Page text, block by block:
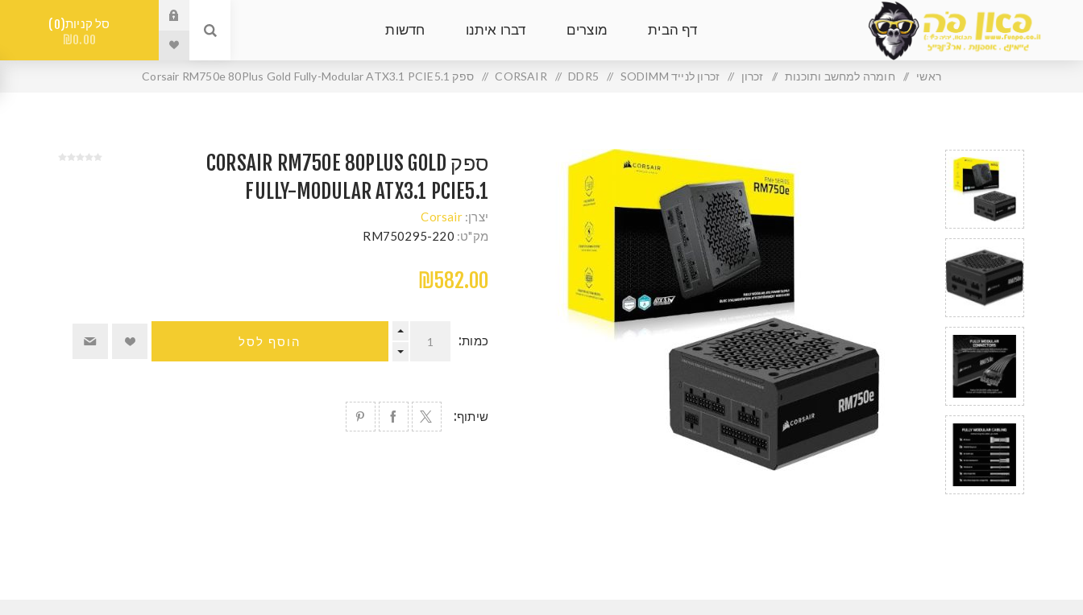
דף הבית מוצרים דברו איתנו חדשות סל קניות 0
₪0.00
ראשי / חומרה למחשב ותוכנות / זכרון / זכרון לנייד SODIMM /
DDR5
/
CORSAIR
/ ספק Corsair RM750e 80Plus Gold Fully-Modular ATX3.1 PCIE5.1
ספק CORSAIR RM750E 80PLUS GOLD
FULLY-MODULAR ATX3.1 PCIE5.1
יצרן: Corsair
מק"ט: 220-RM750295
₪582.00
כמות: הוסף לסל
שיתוף: